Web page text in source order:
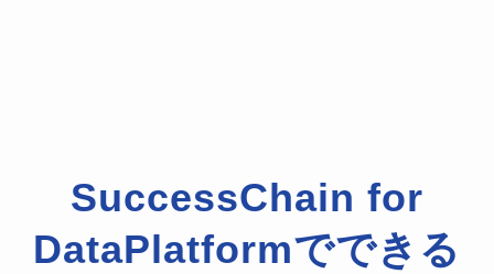
SuccessChain for
DataPlatformでできる